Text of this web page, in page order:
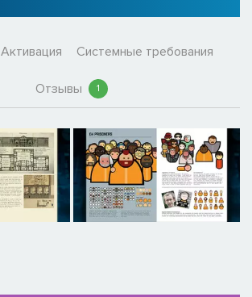
Активация Системные требования
Отзывы 1